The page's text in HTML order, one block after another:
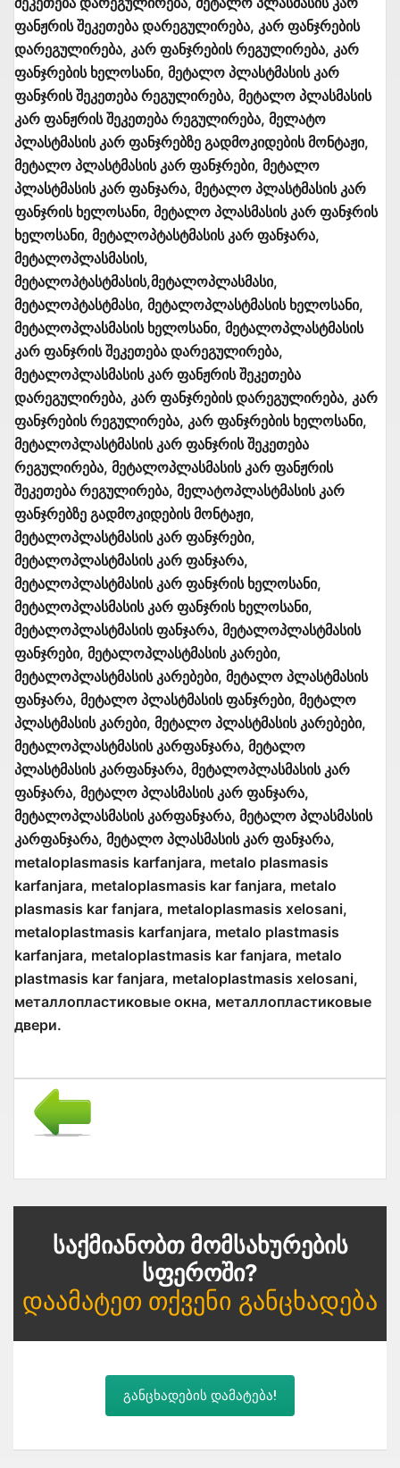
ფანჟრის შეკეთება დარეგულირება, კარ ფანჯრების
დარეგულირება, კარ ფანჯრების რეგულირება, კარ
ფანჯრების ხელოსანი, მეტალო პლასტმასის კარ
ფანჯრის შეკეთება რეგულირება, მეტალო პლასმასის
კარ ფანჟრის შეკეთება რეგულირება, მელატო
პლასტმასის კარ ფანჯრებზე გადმოკიდების მონტაჟი,
მეტალო პლასტმასის კარ ფანჯრები, მეტალო
პლასტმასის კარ ფანჯარა, მეტალო პლასტმასის კარ
ფანჯრის ხელოსანი, მეტალო პლასმასის კარ ფანჯრის
ხელოსანი, მეტალოპტასტმასის კარ ფანჯარა,
მეტალოპლასმასის,
მეტალოპტასტმასის,მეტალოპლასმასი,
მეტალოპტასტმასი, მეტალოპლასტმასის ხელოსანი,
მეტალოპლასმასის ხელოსანი, მეტალოპლასტმასის
კარ ფანჯრის შეკეთება დარეგულირება,
მეტალოპლასმასის კარ ფანჟრის შეკეთება
დარეგულირება, კარ ფანჯრების დარეგულირება, კარ
ფანჯრების რეგულირება, კარ ფანჯრების ხელოსანი,
მეტალოპლასტმასის კარ ფანჯრის შეკეთება
რეგულირება, მეტალოპლასმასის კარ ფანჟრის
შეკეთება რეგულირება, მელატოპლასტმასის კარ
ფანჯრებზე გადმოკიდების მონტაჟი,
მეტალოპლასტმასის კარ ფანჯრები,
მეტალოპლასტმასის კარ ფანჯარა,
მეტალოპლასტმასის კარ ფანჯრის ხელოსანი,
მეტალოპლასმასის კარ ფანჯრის ხელოსანი,
მეტალოპლასტმასის ფანჯარა, მეტალოპლასტმასის
ფანჯრები, მეტალოპლასტმასის კარები,
მეტალოპლასტმასის კარებები, მეტალო პლასტმასის
ფანჯარა, მეტალო პლასტმასის ფანჯრები, მეტალო
პლასტმასის კარები, მეტალო პლასტმასის კარებები,
მეტალოპლასტმასის კარფანჯარა, მეტალო
პლასტმასის კარფანჯარა, მეტალოპლასმასის კარ
ფანჯარა, მეტალო პლასმასის კარ ფანჯარა,
მეტალოპლასმასის კარფანჯარა, მეტალო პლასმასის
კარფანჯარა, მეტალო პლასმასის კარ ფანჯარა,
metaloplasmasis karfanjara, metalo plasmasis
karfanjara, metaloplasmasis kar fanjara, metalo
plasmasis kar fanjara, metaloplasmasis xelosani,
metaloplastmasis karfanjara, metalo plastmasis
karfanjara, metaloplastmasis kar fanjara, metalo
plastmasis kar fanjara, metaloplastmasis xelosani,
металлопластиковые окна, металлопластиковые
двери.
Საქმიანობთ Მომსახურების
Სფეროში?
Დაამატეთ Თქვენი Განცხადება
განცხადების დამატება!